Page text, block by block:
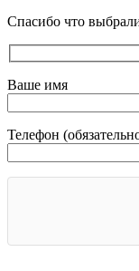
Спасибо что
Ваше имя
Телефон